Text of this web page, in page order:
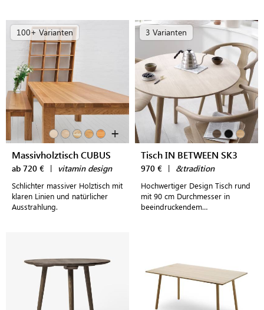
100+ Varianten
+
Massivholztisch CUBUS
ab 720 € | vitamin design
Schlichter massiver Holztisch mit
klaren Linien und natürlicher
Ausstrahlung.
3 Varianten
Tisch IN BETWEEN SK3
970 € | &tradition
Hochwertiger Design Tisch rund
mit 90 cm Durchmesser in
beeindruckendem